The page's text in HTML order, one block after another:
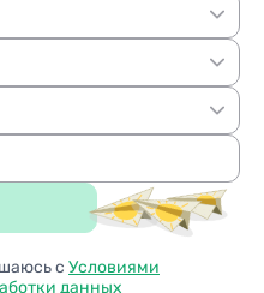
с Условиями
данных